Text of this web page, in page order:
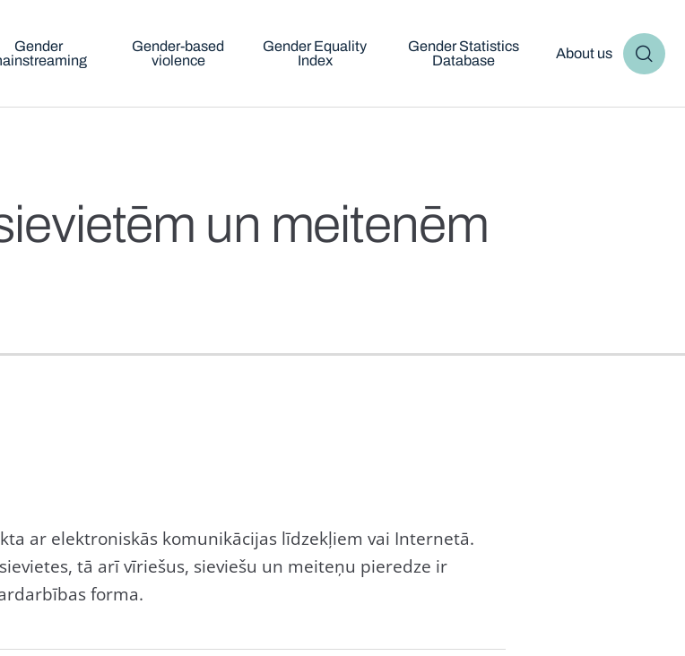
Gender
Gender-based
violence
Gender Equality
Index
Gender Statistics
Database
About us
un meitenēm
ar elektroniskās komunikācijas līdzekļiem vai Internetā.
tā arī vīriešus, sieviešu un meiteņu pieredze ir
forma.